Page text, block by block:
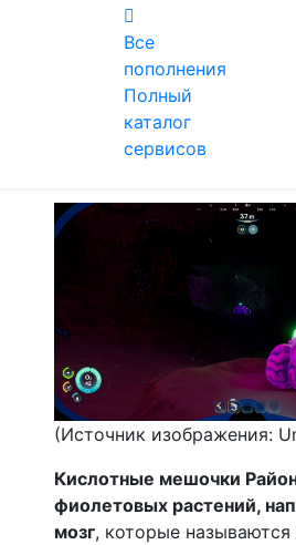
Все
пополнения
Полный
каталог
сервисов
(Источник изображения:
Кислотные мешочки
фиолетовых растений,
мозг, которые